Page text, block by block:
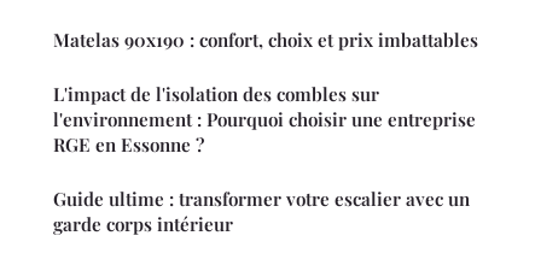
Matelas 90x190 : confort, choix et prix imbattables
L'impact de l'isolation des combles sur
l'environnement : Pourquoi choisir une entreprise
RGE en Essonne ?
Guide ultime : transformer votre escalier avec un
garde corps intérieur